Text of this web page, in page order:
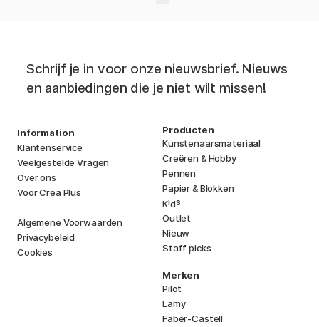
Schrijf je in voor onze nieuwsbrief. Nieuws
en aanbiedingen die je niet wilt missen!
Information
Klantenservice
Veelgestelde Vragen
Over ons
Voor Crea Plus
Algemene Voorwaarden
Privacybeleid
Cookies
Producten
Kunstenaarsmateriaal
Creëren & Hobby
Pennen
Papier & Blokken
Kids
Outlet
Nieuw
Staff picks
Merken
Pilot
Lamy
Faber-Castell